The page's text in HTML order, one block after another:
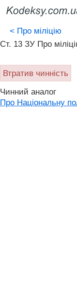
< Про міліцію
Ст. 13 ЗУ Про
Втратив чинність
Чинний аналог
Про Національну